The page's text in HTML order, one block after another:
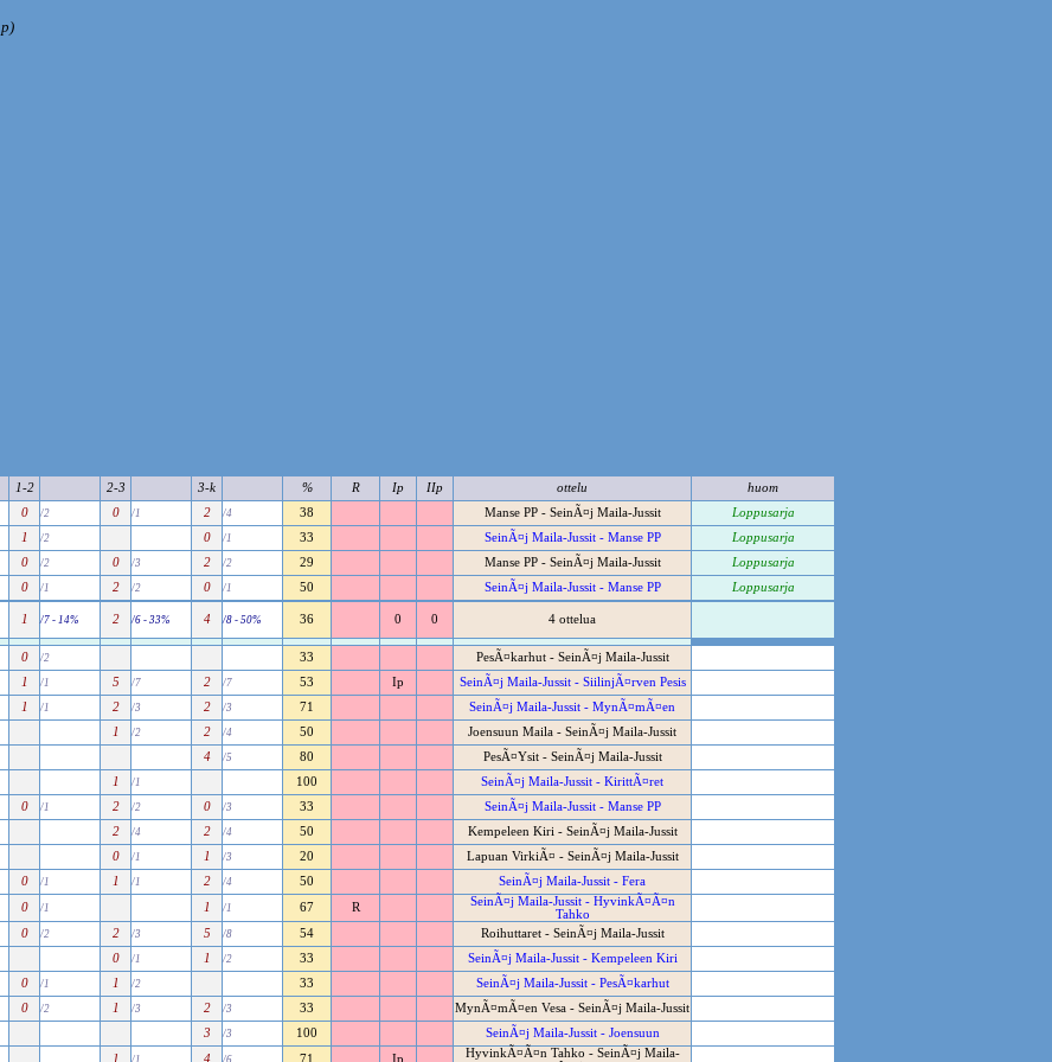
1-2 2-3 3-k % R Ip IIp ottelu
huom
0 /2 0 /1 2 /4 38 Manse PP - SeinÃ¤j Maila-Jussit
Loppusarja
1 /2 0 /1 33 SeinÃ¤j Maila-Jussit - Manse PP
Loppusarja
0 /2 0 /3 2 /2 29 Manse PP - SeinÃ¤j Maila-Jussit
Loppusarja
0 /1 2 /2 0 /1 50 SeinÃ¤j Maila-Jussit - Manse PP Loppusarja
1 /7 - 14% 2 /6 - 33% 4 /8 - 50% 36 0 0 4 ottelua
0 /2 33
PesÃ¤karhut - SeinÃ¤j Maila-Jussit
1 /1 5 /7 2 /7 53 Ip
SeinÃ¤j Maila-Jussit - SiilinjÃ¤rven Pesis
1 /1 2 /3 2 /3 71
SeinÃ¤j Maila-Jussit - MynÃ¤mÃ¤en
1 /2 2 /4 50
Joensuun Maila - SeinÃ¤j Maila-Jussit
4 /5 80
PesÃ¤Ysit - SeinÃ¤j Maila-Jussit
1 /1 100
SeinÃ¤j Maila-Jussit - KirittÃ¤ret
0 /1 2 /2 0 /3 33
SeinÃ¤j Maila-Jussit - Manse PP
2 /4 2 /4 50
Kempeleen Kiri - SeinÃ¤j Maila-Jussit
0 /1 1 /3 20
Lapuan VirkiÃ¤ - SeinÃ¤j Maila-Jussit
0 /1 1 /1 2 /4 50
SeinÃ¤j Maila-Jussit - Fera
0 /1 1 /1 67 R
SeinÃ¤j Maila-Jussit - HyvinkÃ¤Ã¤n
Tahko
0 /2 2 /3 5 /8 54
Roihuttaret - SeinÃ¤j Maila-Jussit
0 /1 1 /2 33
SeinÃ¤j Maila-Jussit - Kempeleen Kiri
0 /1 1 /2 33
SeinÃ¤j Maila-Jussit - PesÃ¤karhut
0 /2 1 /3 2 /3 33
MynÃ¤mÃ¤en Vesa - SeinÃ¤j Maila-Jussit
3 /3 100
SeinÃ¤j Maila-Jussit - Joensuun
HyvinkÃ¤Ã¤n Tahko - SeinÃ¤j Maila-